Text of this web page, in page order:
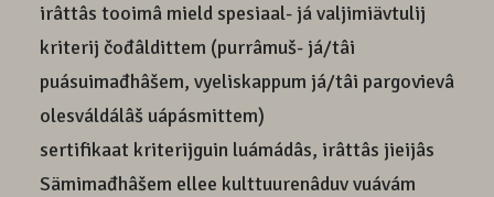
irâttâs tooimâ mield spesiaal- já valjimiävtulij
kriterij čođâldittem (purrâmuš- já/tâi
puásuimađhâšem, vyeliskappum já/tâi pargovievâ
olesváldálâš uápásmittem)
sertifikaat kriterijguin luámádâs, irâttâs jieijâs
Sämimađhâšem ellee kulttuurenâduv vuávám